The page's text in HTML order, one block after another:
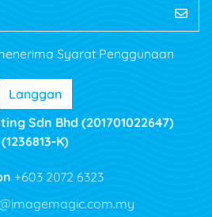
Syarat Penggunaan
Langgan
Sdn Bhd (201701022647)
(1236813-K)
+603 2072 6323